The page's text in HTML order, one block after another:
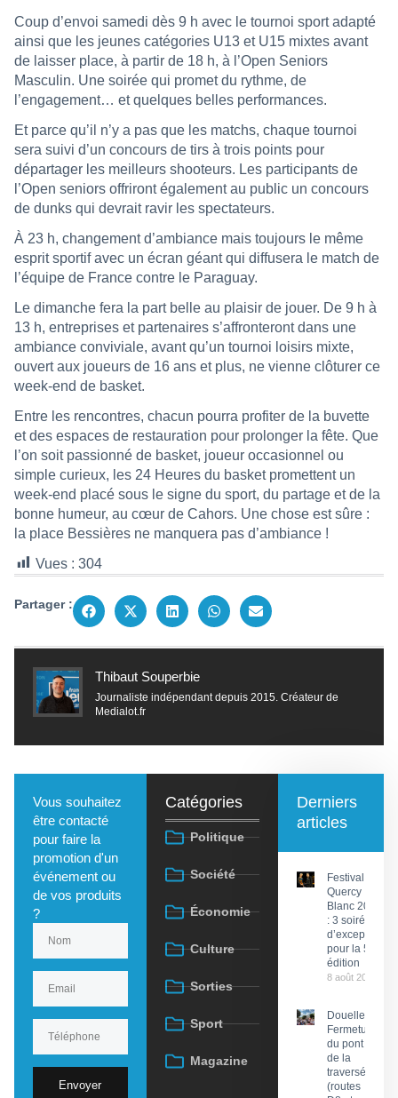
Coup d’envoi samedi dès 9 h avec le tournoi sport adapté
ainsi que les jeunes catégories U13 et U15 mixtes avant
de laisser place, à partir de 18 h, à l’Open Seniors
Masculin. Une soirée qui promet du rythme, de
l’engagement… et quelques belles performances.
Et parce qu’il n’y a pas que les matchs, chaque tournoi
sera suivi d’un concours de tirs à trois points pour
départager les meilleurs shooteurs. Les participants de
l’Open seniors offriront également au public un concours
de dunks qui devrait ravir les spectateurs.
À 23 h, changement d’ambiance mais toujours le même
esprit sportif avec un écran géant qui diffusera le match de
l’équipe de France contre le Paraguay.
Le dimanche fera la part belle au plaisir de jouer. De 9 h à
13 h, entreprises et partenaires s’affronteront dans une
ambiance conviviale, avant qu’un tournoi loisirs mixte,
ouvert aux joueurs de 16 ans et plus, ne vienne clôturer ce
week-end de basket.
Entre les rencontres, chacun pourra profiter de la buvette
et des espaces de restauration pour prolonger la fête. Que
l’on soit passionné de basket, joueur occasionnel ou
simple curieux, les 24 Heures du basket promettent un
week-end placé sous le signe du sport, du partage et de la
bonne humeur, au cœur de Cahors. Une chose est sûre :
la place Bessières ne manquera pas d’ambiance !
Vues : 304
Partager :
Thibaut Souperbie
Journaliste indépendant depuis 2015. Créateur de
Medialot.fr
Vous souhaitez
être contacté
pour faire la
promotion d'un
événement ou
de vos produits
?
Envoyer
Catégories
Politique
Société
Économie
Culture
Sorties
Sport
Magazine
Derniers
articles
Festival du
Quercy
Blanc 2026
: 3 soirées
d’exception
pour la 58e
édition
8 août 2026
Douelle :
Fermeture
du pont et
de la
traversée
(routes